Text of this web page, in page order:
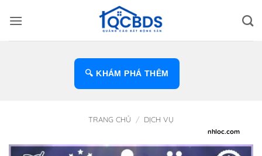
qua
🔍 KHÁM PHÁ THÊM
TRANG CHỦ / DỊCH VỤ